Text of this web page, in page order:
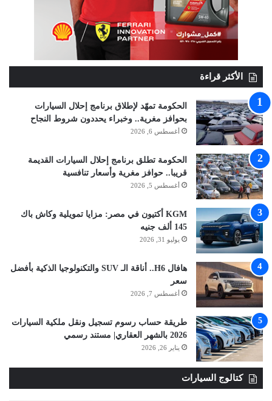
الأكثر قراءة
الحكومة تمهّد لإطلاق برنامج إحلال السيارات
بحوافز مغرية.. وخبراء يحددون شروط النجاح
أغسطس 6, 2026
الحكومة تطلق برنامج إحلال السيارات القديمة
قريبا.. حوافز مغرية وأسعار تنافسية
أغسطس 5, 2026
KGM أكتيون في مصر: مزايا تمويلية وكاش باك
145 ألف جنيه
يوليو 31, 2026
هافال H6.. أناقة الـ SUV والتكنولوجيا الذكية بأفضل
سعر
أغسطس 7, 2026
طريقة حساب رسوم تسجيل ونقل ملكية السيارات
2026 بالشهر العقاري| مستند رسمي
يناير 26, 2026
كتالوج السيارات